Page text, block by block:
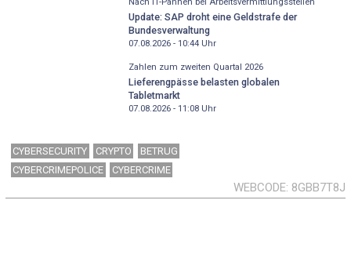
Update: SAP droht eine Geldstrafe der
Bundesverwaltung
07.08.2026 - 10:44Uhr
Zahlen zum zweiten Quartal 2026
Lieferengpässe belasten globalen
Tabletmarkt
07.08.2026 - 11:08Uhr
CYBERSECURITY CRYPTO
BETRUG
CYBERCRIMEPOLICE
CYBERCRIME
WEBCODE 8GBB7T8J